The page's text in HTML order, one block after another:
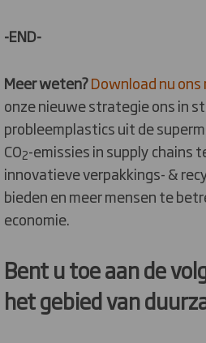
-END-
Meer weten?Download nu
onze nieuwe strategie ons in
probleemplastics uit de
CO2-emissies in supply chains
innovatieve verpakkings- &
bieden en meer mensen te
economie.
Bent u toe aan de
het gebied van